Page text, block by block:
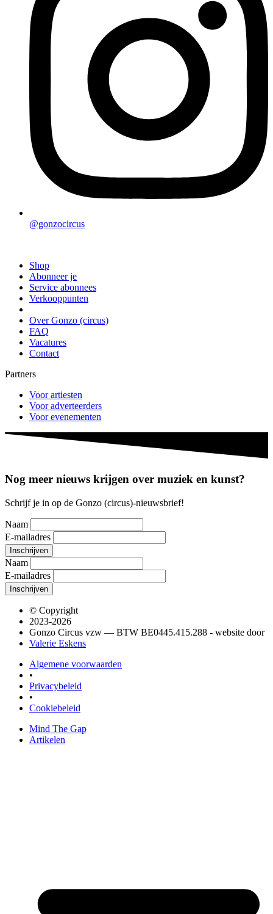
@gonzocircus
Shop
Abonneer je
Service abonnees
Verkooppunten
Over Gonzo (circus)
FAQ
Vacatures
Contact
Partners
Voor artiesten
Voor adverteerders
Voor evenementen
Nog meer nieuws krijgen over muziek en kunst?
Schrijf je in op de Gonzo (circus)-nieuwsbrief!
Naam
E-mailadres
Naam
E-mailadres
© Copyright
2023-2026
Gonzo Circus vzw — BTW BE0445.415.288 - website door
Valerie Eskens
Algemene voorwaarden
•
Privacybeleid
•
Cookiebeleid
Mind The Gap
Artikelen